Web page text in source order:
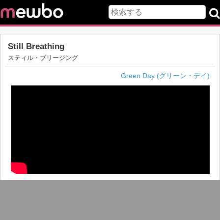
Still Breathing
スティル・ブリージング
Green Day (グリーン・デイ)